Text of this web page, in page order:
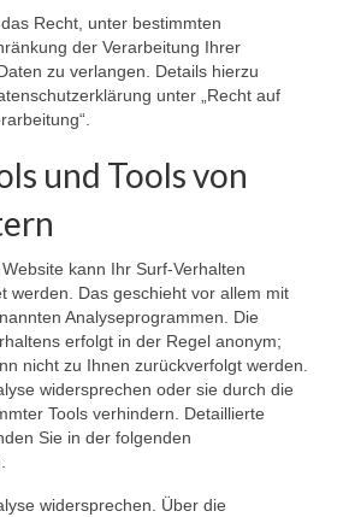
Recht, unter bestimmten
der Verarbeitung Ihrer
zu verlangen. Details hierzu
unter „Recht auf
und Tools von
kann Ihr Surf-Verhalten
werden. Das geschieht vor allem mit
Analyseprogrammen. Die
erfolgt in der Regel anonym;
nicht zu Ihnen zurückverfolgt werden.
widersprechen oder sie durch die
Tools verhindern. Detaillierte
Sie in der folgenden
widersprechen. Über die